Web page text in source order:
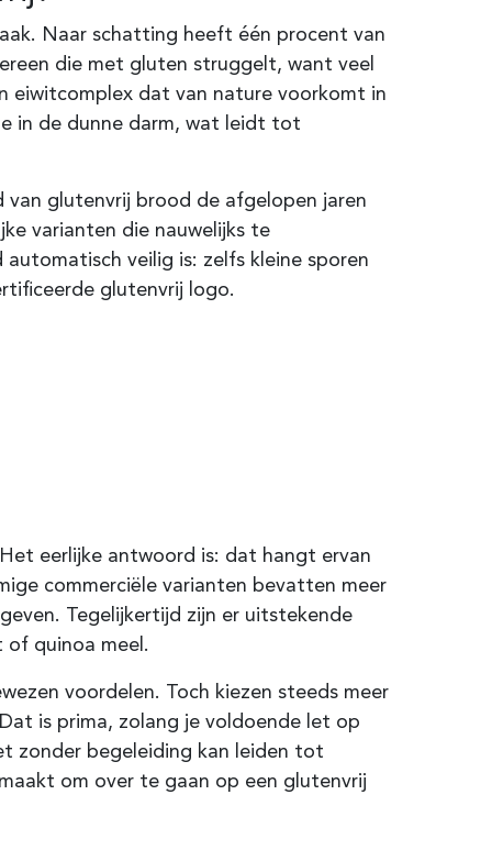
Naar schatting heeft één procent van
die met gluten struggelt, want veel
eiwitcomplex dat van nature voorkomt in
in de dunne darm, wat leidt tot
glutenvrij brood de afgelopen jaren
varianten die nauwelijks te
veilig is: zelfs kleine sporen
glutenvrij logo.
eerlijke antwoord is: dat hangt ervan
commerciële varianten bevatten meer
Tegelijkertijd zijn er uitstekende
of quinoa meel.
voordelen. Toch kiezen steeds meer
is prima, zolang je voldoende let op
zonder begeleiding kan leiden tot
om over te gaan op een glutenvrij